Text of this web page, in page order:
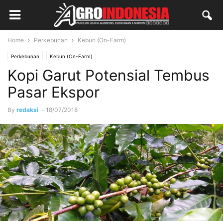
Home Perkebunan Kebun (On-Farm)
Perkebunan Kebun (On-Farm)
Kopi Garut Potensial Tembus
Pasar Ekspor
By redaksi - 18/07/2018